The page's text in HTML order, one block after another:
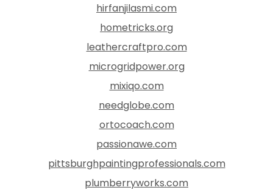
hirfanjilasmi.com
hometricks.org
leathercraftpro.com
microgridpower.org
mixiqo.com
needglobe.com
ortocoach.com
passionawe.com
pittsburghpaintingprofessionals.com
plumberryworks.com